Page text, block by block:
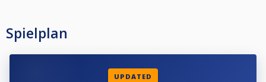
Spielplan
UPDATED